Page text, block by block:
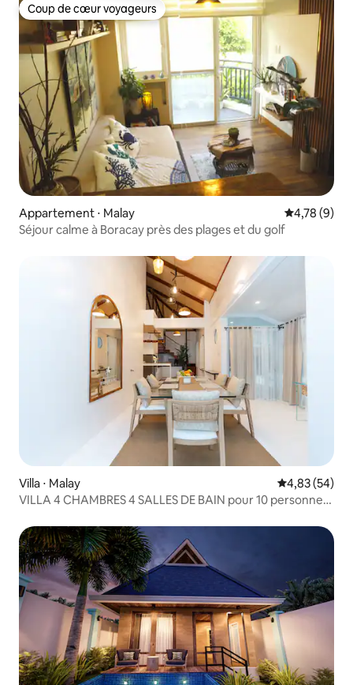
Coup de cœur voyageurs
Coup de cœur voyageurs
Appartement ⋅ Malay Évaluation
4,78 (9)
Séjour calme à Boracay près des plages et du golf
Villa ⋅ Malay Évaluation
4,83 (54)
VILLA 4 CHAMBRES 4 SALLES DE BAIN pour 10 personnes